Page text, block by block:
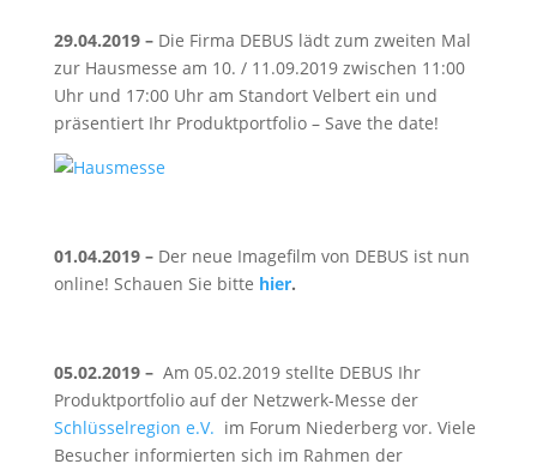
29.04.2019 – Die Firma DEBUS lädt zum zweiten Mal
zur Hausmesse am 10. / 11.09.2019 zwischen 11:00
Uhr und 17:00 Uhr am Standort Velbert ein und
präsentiert Ihr Produktportfolio – Save the date!
01.04.2019 – Der neue Imagefilm von DEBUS ist nun
online! Schauen Sie bitte hier.
05.02.2019 – Am 05.02.2019 stellte DEBUS Ihr
Produktportfolio auf der Netzwerk-Messe der
Schlüsselregion e.V. im Forum Niederberg vor. Viele
Besucher informierten sich im Rahmen der